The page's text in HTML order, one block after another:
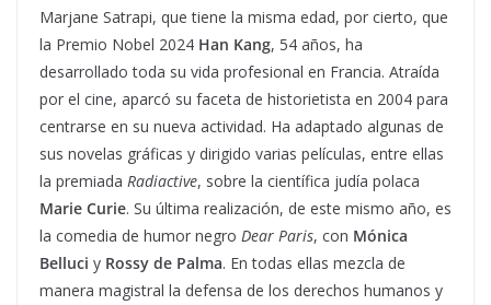
Marjane Satrapi, que tiene la misma edad, por cierto, que
la Premio Nobel 2024 Han Kang, 54 años, ha
desarrollado toda su vida profesional en Francia. Atraída
por el cine, aparcó su faceta de historietista en 2004 para
centrarse en su nueva actividad. Ha adaptado algunas de
sus novelas gráficas y dirigido varias películas, entre ellas
la premiada Radiactive, sobre la científica judía polaca
Marie Curie. Su última realización, de este mismo año, es
la comedia de humor negro Dear Paris, con Mónica
Belluci y Rossy de Palma. En todas ellas mezcla de
manera magistral la defensa de los derechos humanos y